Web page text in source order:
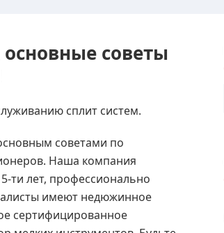
советы
сплит систем.
советами по
Наша компания
ти лет, профессионально
имеют недюжинное
сертифицированное